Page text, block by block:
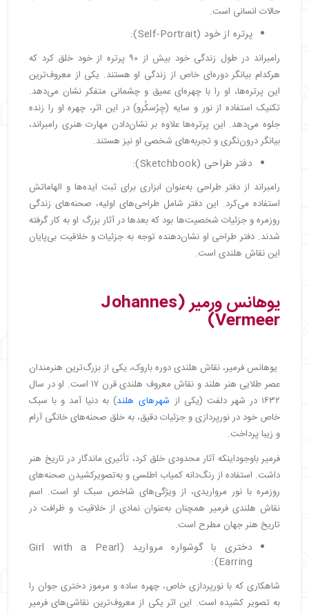
حالات انسانی است.
پرتره از خود (Self-Portrait):
رامبراند در طول زندگی خود بیش از ۹۰ پرتره از خود خلق کرد که
هرکدام بیانگر دوره‌ای خاص از زندگی او هستند. یکی از معروف‌ترین
این پرتره‌ها، او را با چهره‌ای عمیق و چشمانی متفکر نشان می‌دهد.
تکنیک استفاده از نور و سایه (چِرُسکُرو) در این اثر، چهره او را زنده
جلوه می‌دهد. این پرتره‌ها علاوه بر نشان‌دادن مهارت هنری رامبراند،
بیانگر درون‌نگری و تجربه‌های شخصی او نیز هستند.
دفتر طراحی (Sketchbook):
رامبراند از دفتر طراحی به‌عنوان ابزاری برای ثبت ایده‌ها و الهاماتش
استفاده می‌کرد. این دفتر شامل طراحی‌های اولیه، صحنه‌های زندگی
روزمره و جزئیات شخصیت‌ها بود که بعدها در آثار بزرگ او به کار گرفته
شدند. دفتر طراحی او نشان‌دهنده توجه به جزئیات و خلاقیت بی‌پایان
این نقاش هلندی است.
یوهانس ورمیر (Johannes
Vermeer)
یوهانس فرمیر، نقاش هلندی دوره باروک، یکی از بزرگ‌ترین هنرمندان
عصر طلایی هنر هلند و نقاش معروف هلندی قرن ۱۷ است. او در سال
۱۶۳۲ در شهر دلفت (یکی از
شهرهای هلند) به دنیا آمد و با سبک
خاص خود در نورپردازی و جزئیات دقیق، به خلق صحنه‌های خانگی آرام
و زیبا پرداخت.
فرمیر باوجوداینکه آثار محدودی خلق کرد، تأثیری ماندگار در تاریخ هنر
داشت. استفاده از رنگ‌دانه کمیاب اطلسی و به‌تصویرکشیدن صحنه‌های
روزمره با نور مرواریدی، از ویژگی‌های شاخص سبک او است. اسم
نقاش هلندی فرمیر همچنان به‌عنوان نمادی از خلاقیت و ظرافت در
تاریخ هنر جهان مطرح است.
دختری با گوشواره مروارید (Girl with a Pearl
Earring):
شاهکاری که با نورپردازی خاص، چهره ساده و مرموز دختری جوان را
به تصویر کشیده است. این اثر یکی از معروف‌ترین نقاشی‌های فرمیر